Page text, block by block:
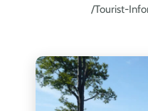
/Tourist-